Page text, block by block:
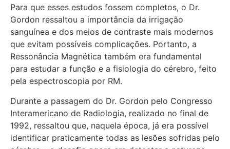
Para que esses estudos fossem completos, o Dr.
Gordon ressaltou a importância da irrigação
sanguínea e dos meios de contraste mais modernos
que evitam possíveis complicações. Portanto, a
Ressonância Magnética também era fundamental
para estudar a função e a fisiologia do cérebro, feito
pela espectroscopia por RM.
Durante a passagem do Dr. Gordon pelo Congresso
Interamericano de Radiologia, realizado no final de
1992, ressaltou que, naquela época, já era possível
identificar praticamente todas as lesões sofridas pelo